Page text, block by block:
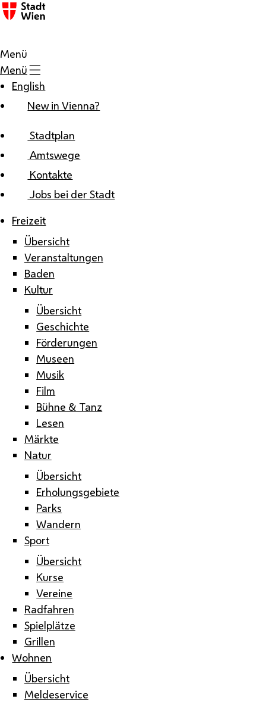
Zum Inhalt
Menü
Menü
English
New in Vienna?
Stadtplan
Amtswege
Kontakte
Jobs bei der Stadt
Freizeit
Übersicht
Veranstaltungen
Baden
Kultur
Übersicht
Geschichte
Förderungen
Museen
Musik
Film
Bühne & Tanz
Lesen
Märkte
Natur
Übersicht
Erholungsgebiete
Parks
Wandern
Sport
Übersicht
Kurse
Vereine
Radfahren
Spielplätze
Grillen
Wohnen
Übersicht
Meldeservice